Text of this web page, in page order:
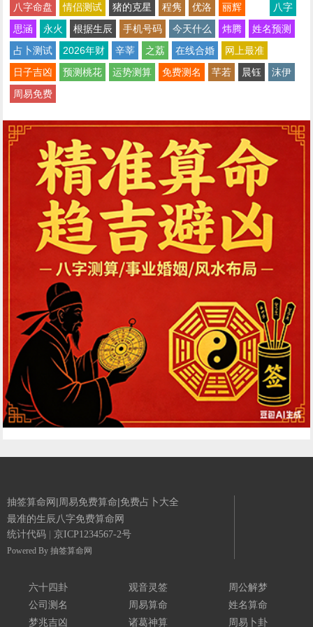
八字命盘 情侣测试 猪的克星 程隽 优洛 丽辉
八字
思涵
永火 根据生辰 手机号码 今天什么 炜腾
姓名预测
占卜测试
2026年财 辛莘 之荔 在线合婚
网上最准
日子吉凶
预测桃花 运势测算 免费测名 芊若 晨钰
沫伊
周易免费
抽签算命网|周易免费算命|免费占卜大全
最准的生辰八字免费算命网
统计代码 京ICP1234567-2号
Powered By 抽签算命网
六十四卦
公司测名
梦兆吉凶
观音灵签
周易算命
诸葛神算
周公解梦
姓名算命
周易卜卦